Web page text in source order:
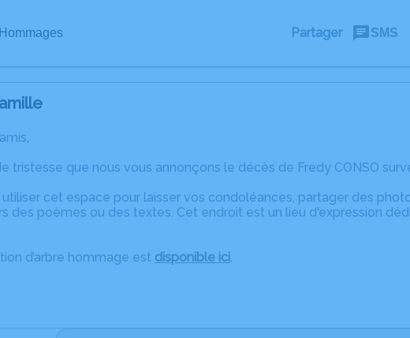
Hommages Partager SMS
tristesse que nous vous annonçons le décès de Fredy CONSO
utiliser cet espace pour laisser vos condoléances, partager des
des poèmes ou des textes. Cet endroit est un lieu d'expression
d’arbre hommage est disponible ici.